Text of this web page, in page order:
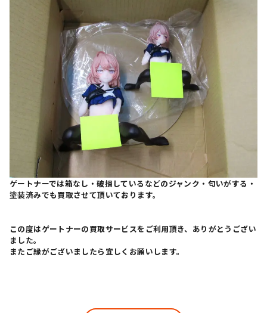
ゲートナーでは箱なし・破損しているなどのジャンク・匂いがする・
塗装済みでも買取させて頂いております。
この度はゲートナーの買取サービスをご利用頂き、ありがとうござい
ました。
またご縁がございましたら宜しくお願いします。